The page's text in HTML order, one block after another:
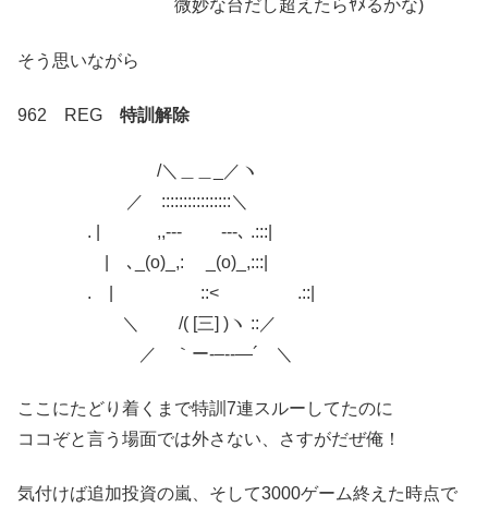
微妙な台だし超えたらﾔﾒるかな)
そう思いながら
962 REG 特訓解除
/＼＿＿_／ヽ
／ ::::::::::::::::＼
. | ,,-‐‐ ‐‐-､ .:::|
| ､_(o)_,: _(o)_,:::|
. | ::< .::|
＼ /( [三] )ヽ ::／
／ ｀ー‐–‐‐―´ ＼
ここにたどり着くまで特訓7連スルーしてたのに
ココぞと言う場面では外さない、さすがだぜ俺！
気付けば追加投資の嵐、そして3000ゲーム終えた時点で